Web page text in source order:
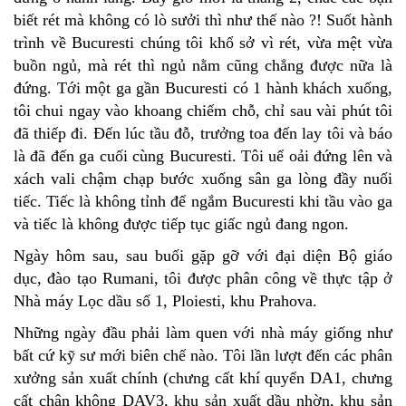
biết rét mà không có lò sưởi thì như thế nào ?! Suốt hành
trình về Bucuresti chúng tôi khổ sở vì rét, vừa mệt vừa
buồn ngủ, mà rét thì ngủ nằm cũng chẳng được nữa là
đứng. Tới một ga gần Bucuresti có 1 hành khách xuống,
tôi chui ngay vào khoang chiếm chỗ, chỉ sau vài phút tôi
đã thiếp đi. Đến lúc tầu đỗ, trưởng toa đến lay tôi và báo
là đã đến ga cuối cùng Bucuresti. Tôi uể oải đứng lên và
xách vali chậm chạp bước xuống sân ga lòng đầy nuối
tiếc. Tiếc là không tỉnh để ngắm Bucuresti khi tầu vào ga
và tiếc là không được tiếp tục giấc ngủ đang ngon.
Ngày hôm sau, sau buối gặp gỡ với đại diện Bộ giáo
dục, đào tạo Rumani, tôi được phân công về thực tập ở
Nhà máy Lọc dầu số 1, Ploiesti, khu Prahova.
Những ngày đầu phải làm quen với nhà máy giống như
bất cứ kỹ sư mới biên chế nào. Tôi lần lượt đến các phân
xưởng sản xuất chính (chưng cất khí quyển DA1, chưng
cất chân không DAV3, khu sản xuất dầu nhờn, khu sản